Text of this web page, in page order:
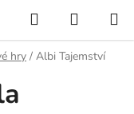
Hledat
KOŠÍK
hry / Albi Tajemství